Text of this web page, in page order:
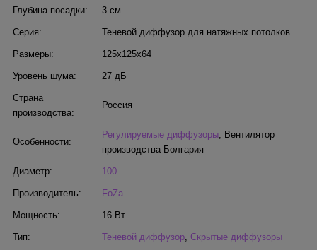
Глубина посадки: 3 см
Серия: Теневой диффузор для натяжных потолков
Размеры: 125х125х64
Уровень шума: 27 дБ
Страна
производства:
Россия
Особенности:
Регулируемые диффузоры, Вентилятор
производства Болгария
Диаметр: 100
Производитель: FoZa
Мощность: 16 Вт
Тип: Теневой диффузор, Скрытые диффузоры